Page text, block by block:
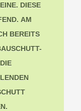
DIESE
AM
BEREITS